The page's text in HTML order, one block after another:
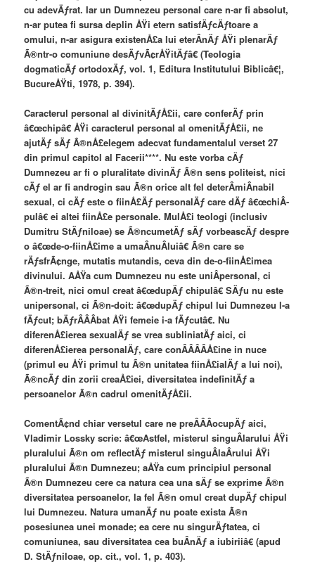
cu adevÄƒrat. Iar un Dumnezeu personal care n-ar fi absolut,
n-ar putea fi sursa deplin ÅŸi etern satisfÄƒcÄƒtoare a
omului, n-ar asigura existenÅ£a lui eterÂ­nÄƒ ÅŸi plenarÄƒ
Ã®ntr-o comuniune desÄƒvÃ¢rÅŸitÄƒâ€ (Teologia
dogmaticÄƒ ortodoxÄƒ, vol. 1, Editura Institutului Biblicâ€¦,
BucureÅŸti, 1978, p. 394).
Caracterul personal al divinitÄƒÅ£ii, care conferÄƒ prin
â€œchipâ€ ÅŸi caracterul personal al omenitÄƒÅ£ii, ne
ajutÄƒ sÄƒ Ã®nÅ£elegem adecvat fundamentalul verset 27
din primul capitol al Facerii****. Nu este vorba cÄƒ
Dumnezeu ar fi o pluralitate divinÄƒ Ã®n sens politeist, nici
cÄƒ el ar fi androgin sau Ã®n orice alt fel deterÂ­miÂ­nabil
sexual, ci cÄƒ este o fiinÅ£Äƒ personalÄƒ care dÄƒ â€œchiÂ­
pulâ€ ei altei fiinÅ£e personale. MulÅ£i teologi (inclusiv
Dumitru StÄƒniloae) se Ã®ncumetÄƒ sÄƒ vorbeascÄƒ despre
o â€œde-o-fiinÅ£ime a umaÂ­nuÂ­luiâ€ Ã®n care se
rÄƒsfrÃ¢nge, mutatis mutandis, ceva din de-o-fiinÅ£imea
divinului. AÅŸa cum Dumnezeu nu este uniÂ­personal, ci
Ã®n-treit, nici omul creat â€œdupÄƒ chipulâ€ SÄƒu nu este
unipersonal, ci Ã®n-doit: â€œdupÄƒ chipul lui Dumnezeu l-a
fÄƒcut; bÄƒrÂ­Â­Â­bat ÅŸi femeie i-a fÄƒcutâ€. Nu
diferenÅ£ierea sexualÄƒ se vrea subliniatÄƒ aici, ci
diferenÅ£ierea personalÄƒ, care conÂ­Â­Â­Â­Å£ine in nuce
(primul eu ÅŸi primul tu Ã®n unitatea fiinÅ£ialÄƒ a lui noi),
Ã®ncÄƒ din zorii creaÅ£iei, diversitatea indefinitÄƒ a
persoanelor Ã®n cadrul omenitÄƒÅ£ii.
ComentÃ¢nd chiar versetul care ne preÂ­Â­Â­ocupÄƒ aici,
Vladimir Lossky scrie: â€œAstfel, misterul singuÂ­larului ÅŸi
pluralului Ã®n om reflectÄƒ misterul singuÂ­laÂ­rului ÅŸi
pluralului Ã®n Dumnezeu; aÅŸa cum principiul personal
Ã®n Dumnezeu cere ca natura cea una sÄƒ se exprime Ã®n
diversitatea persoanelor, la fel Ã®n omul creat dupÄƒ chipul
lui Dumnezeu. Natura umanÄƒ nu poate exista Ã®n
posesiunea unei monade; ea cere nu singurÄƒtatea, ci
comuniunea, sau diversitatea cea buÂ­nÄƒ a iubiriiâ€ (apud
D. StÄƒniloae, op. cit., vol. 1, p. 403).